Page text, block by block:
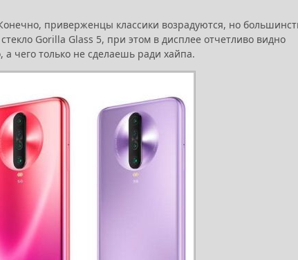
приверженцы классики возрадуются, но
Gorilla Glass 5, при этом в дисплее отчетливо видно
чего только не сделаешь ради хайпа.